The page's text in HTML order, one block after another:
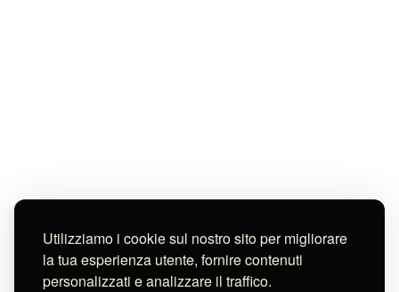
Utilizziamo i cookie sul nostro sito per migliorare
la tua esperienza utente, fornire contenuti
personalizzati e analizzare il traffico.